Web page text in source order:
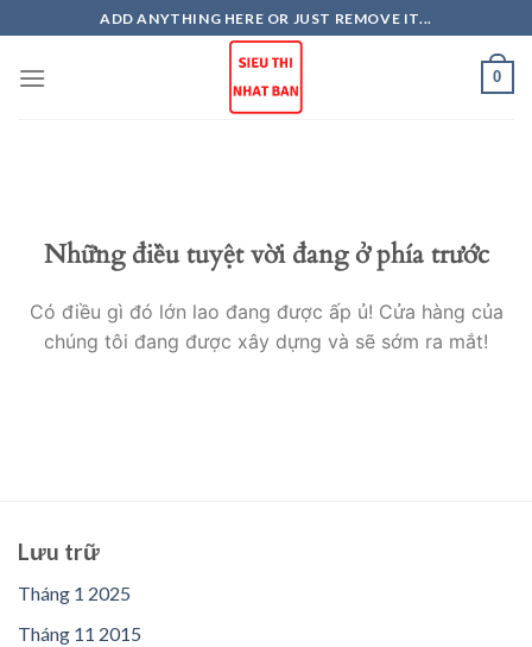
to
content
ADD ANYTHING HERE OR JUST REMOVE IT...
0
Những điều tuyệt vời đang ở phía trước
Có điều gì đó lớn lao đang được ấp ủ! Cửa hàng của
chúng tôi đang được xây dựng và sẽ sớm ra mắt!
Lưu trữ
Tháng 1 2025
Tháng 11 2015